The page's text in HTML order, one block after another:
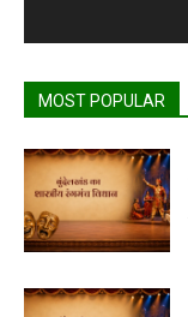
MOST POPULAR